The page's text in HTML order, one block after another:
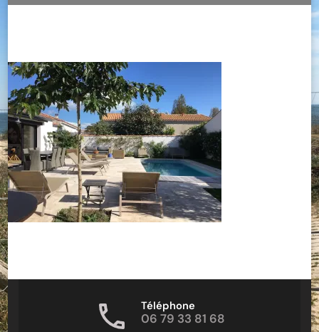
Téléphone
06 79 33 81 68